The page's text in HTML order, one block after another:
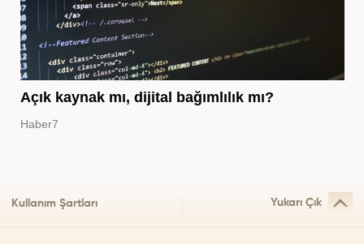
Açık kaynak mı, dijital bağımlılık mı?
Haber7
Kullanım Şartları Yukarı Çık